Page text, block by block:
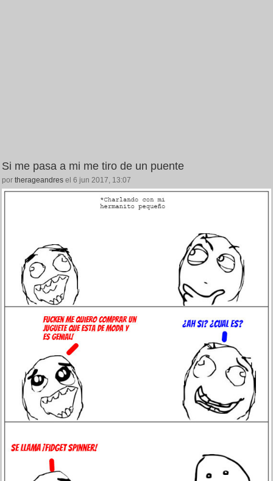
Si me pasa a mi me tiro de un puente
por therageandres el 6 jun 2017, 13:07